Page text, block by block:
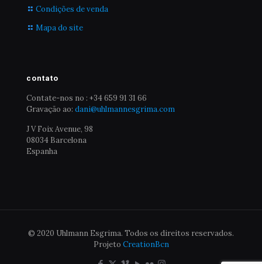
Condições de venda
Mapa do site
contato
Contate-nos no : +34 659 91 31 66
Gravação ao: dani@uhlmannesgrima.com
J V Foix Avenue, 98
08034 Barcelona
Espanha
© 2020 Uhlmann Esgrima. Todos os direitos reservados.
Projeto CreationBcn